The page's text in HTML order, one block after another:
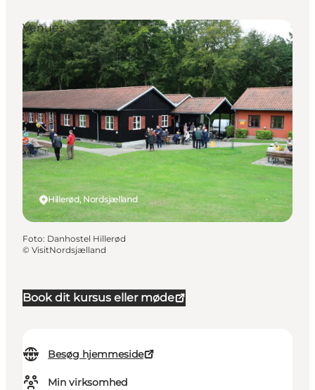
Book dit kursus eller møde
Besøg hjemmeside
Min virksomhed
Hillerød, Nordsjælland
Venues
Foto: Danhostel Hillerød
© VisitNordsjælland